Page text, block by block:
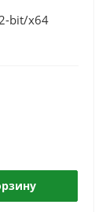
bit/x64